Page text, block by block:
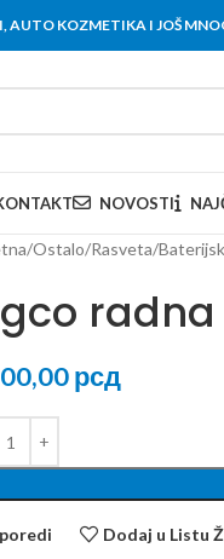
AUTO KOZMETIKA I JOŠ
NOVOSTI
Ostalo Rasveta
radna
рсд
Dodaj u Listu